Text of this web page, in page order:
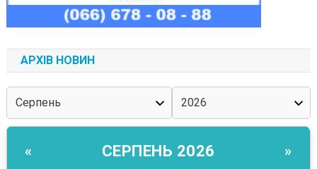
АРХІВ НОВИН
« СЕРПЕНЬ 2026 »